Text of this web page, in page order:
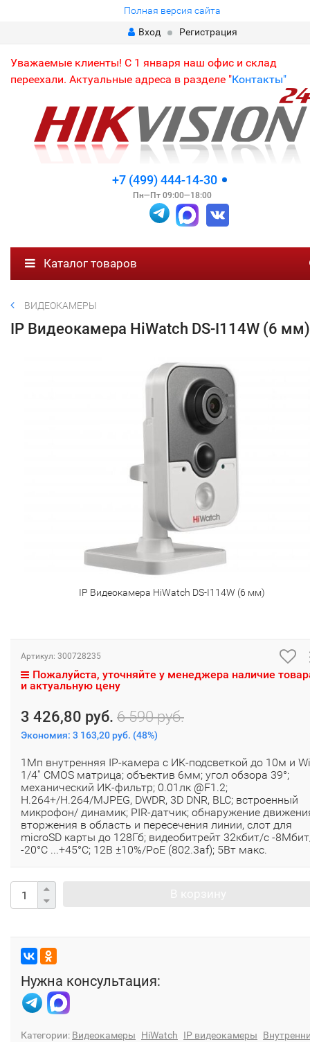
Полная версия сайта
Вход
Регистрация
Уважаемые клиенты! С 1 января наш офис и склад
переехали. Актуальные адреса в разделе "Контакты"
+7 (499) 444-14-30
Пн—Пт 09:00—18:00
Каталог товаров
ВИДЕОКАМЕРЫ
IP Видеокамера HiWatch DS-I114W (6 мм)
IP Видеокамера HiWatch DS-I114W (6 мм)
Артикул: 300728235
Пожалуйста, уточняйте у менеджера наличие
и актуальную цену
3 426,80 руб. 6 590 руб.
Экономия: 3 163,20 руб. (48%)
1Мп внутренняя IP-камера c ИК-подсветкой до 10м и
1/4'' CMOS матрица; объектив 6мм; угол обзора 39°;
механический ИК-фильтр; 0.01лк @F1.2;
H.264+/H.264/MJPEG, DWDR, 3D DNR, BLC; встроенный
микрофон/ динамик; PIR-датчик; обнаружение
вторжения в область и пересечения линии, слот для
microSD карты до 128Гб; видеобитрейт 32кбит/с -
-20°C ...+45°C; 12В ±10%/PoE (802.3af); 5Вт макс.
Нужна консультация:
Категории: Видеокамеры HiWatch IP видеокамеры